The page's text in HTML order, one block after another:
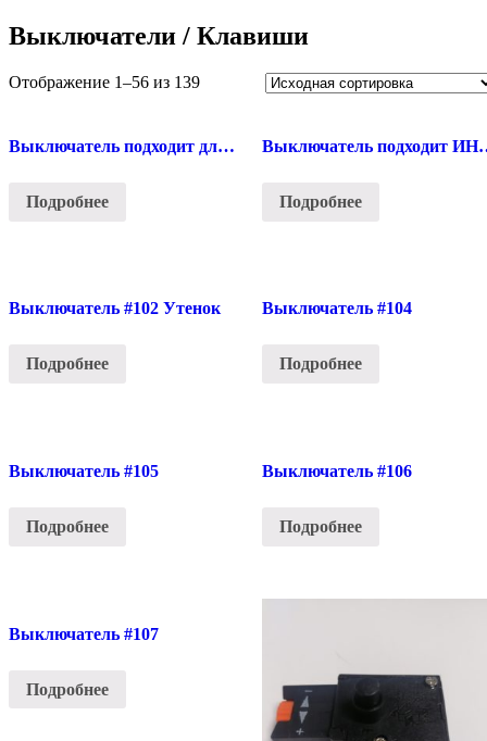
Выключатели / Клавиши
Отображение 1–56 из 139
Выключатель подходит для MAKITA HR-1830, 1640#298
Подробнее
Выключатель
Подробнее
Выключатель #102 Утенок
Подробнее
Выключатель #104
Подробнее
Выключатель #105
Подробнее
Выключатель #106
Подробнее
Выключатель #107
Подробнее